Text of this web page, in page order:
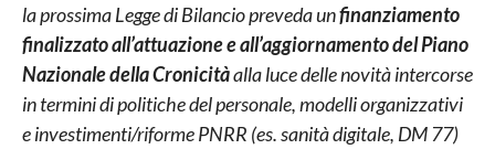
la prossima Legge di Bilancio preveda unfinanziamento
finalizzato all’attuazione e all’aggiornamento del Piano
Nazionale della Cronicitàalla luce delle novità intercorse
in termini di politiche del personale, modelli organizzativi
e investimenti/riforme PNRR (es. sanità digitale, DM 77)